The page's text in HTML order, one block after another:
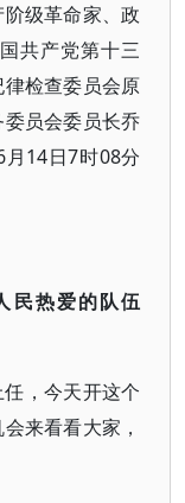
级革命家、政
共产党第十三
检查委员会原
员会委员长乔
14日7时08分
民热爱的队伍
，今天开这个
来看看大家，